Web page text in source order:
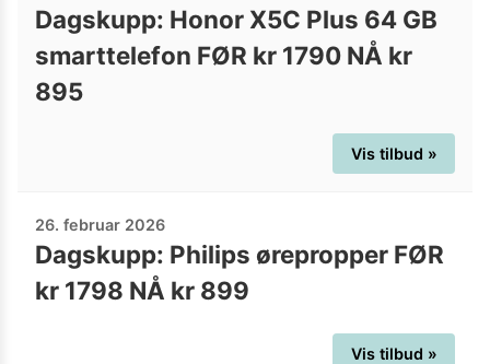
Dagskupp: Honor X5C Plus 64 GB
smarttelefon FØR kr 1790 NÅ kr
895
Vis tilbud »
26. februar 2026
Dagskupp: Philips ørepropper FØR
kr 1798 NÅ kr 899
Vis tilbud »